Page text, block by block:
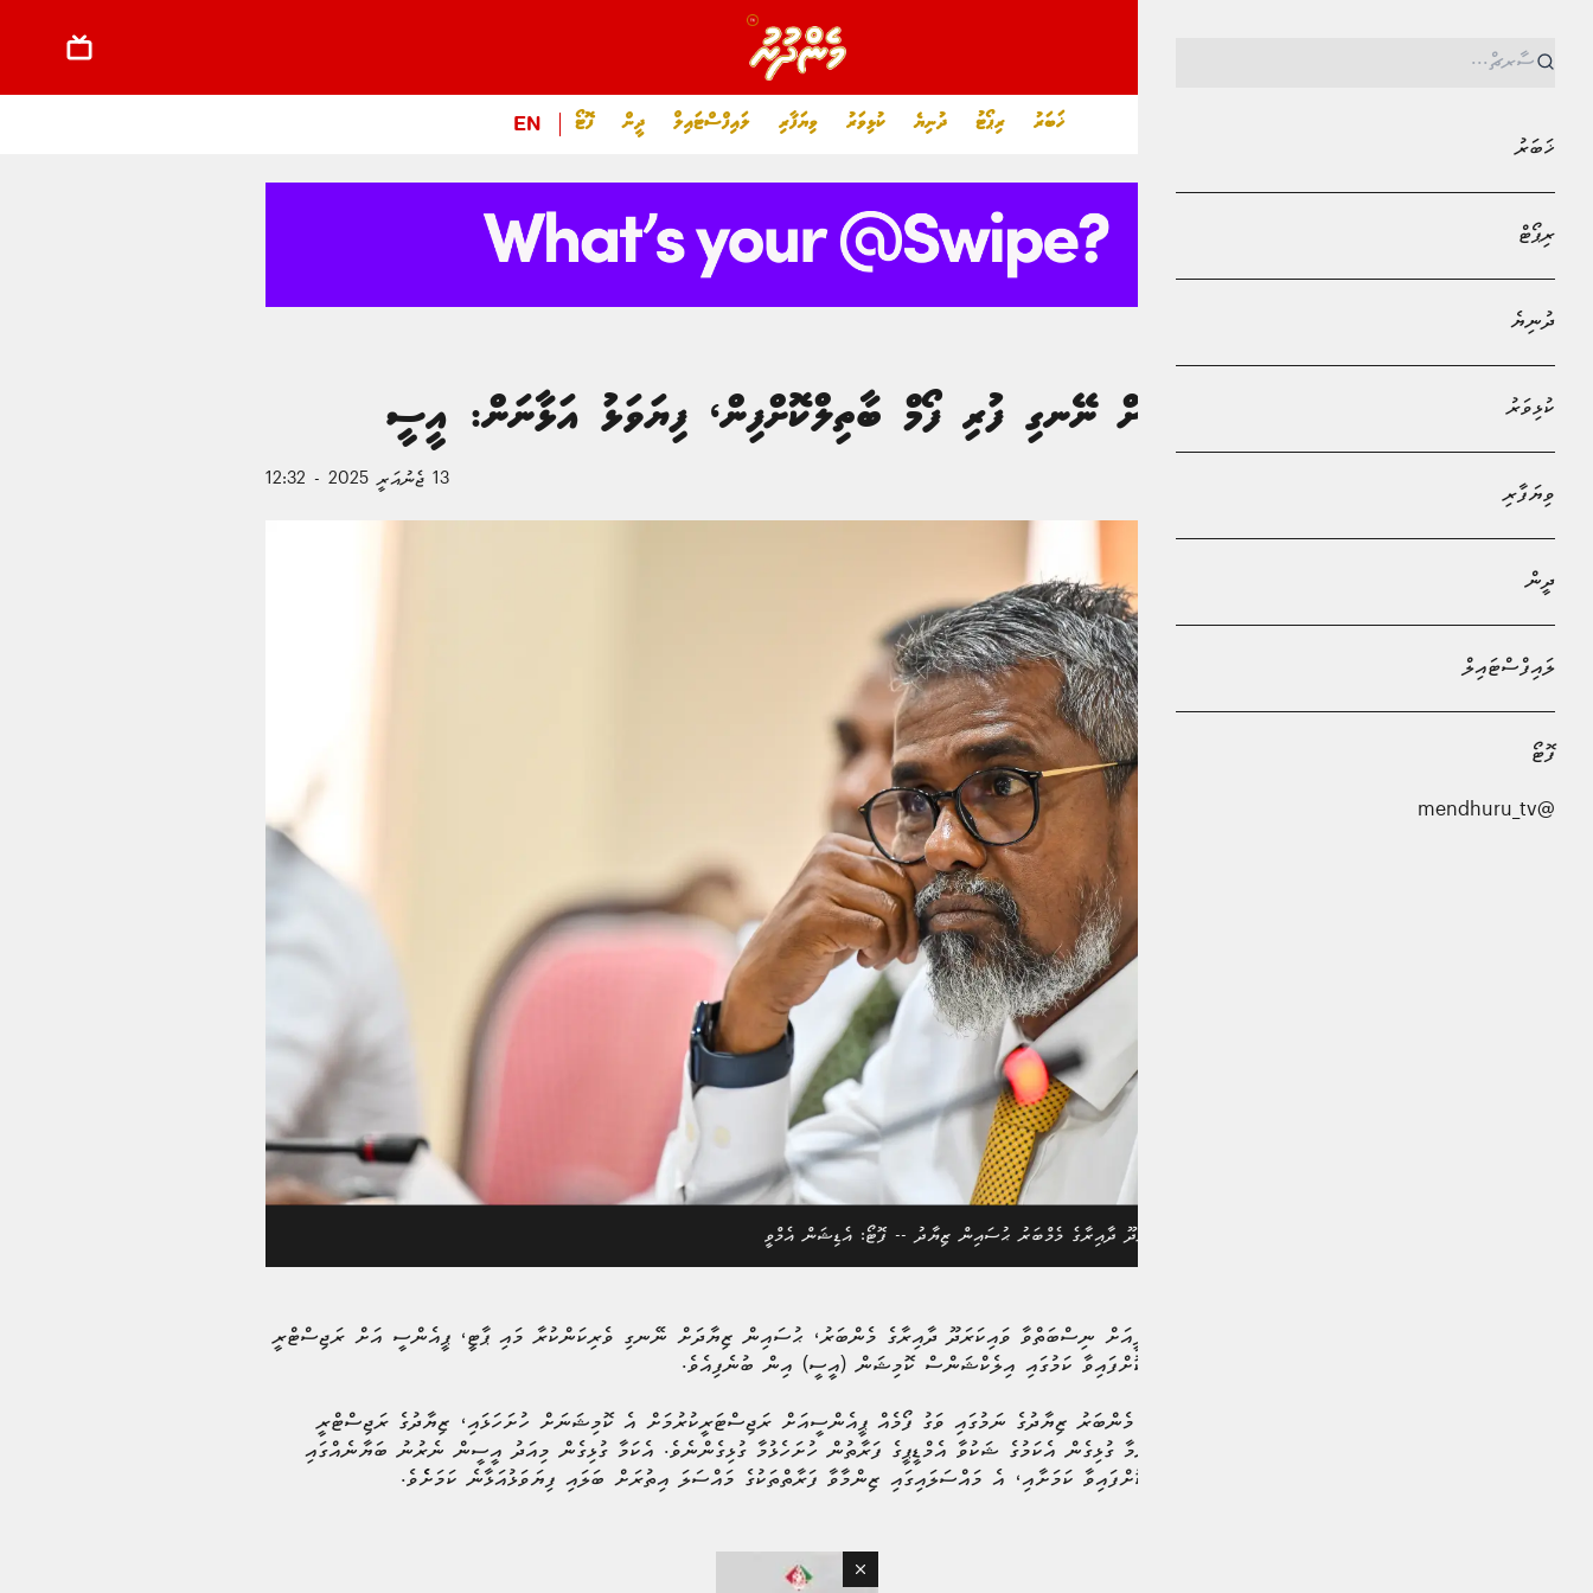
ޚަބަރު ރިޕޯޓު ދުނިޔެ ކުޅިވަރު ވިޔަފާރި ލައިފްސްޓައިލް ދީން ފޮޓޯ EN
ޚަބަރު
ރިޕޯޓް
ދުނިޔެ
ކުޅިވަރު
ވިޔަފާރި
ދީން
ލައިފްސްޓައިލް
ފޮޓޯ
@mendhuru_tv
މެންބަރު ޒިޔާދަށް ނޭނގި ފުރި ފޯމް ބާތިލްކޮށްފިން، ފިޔަވަޅު އަޅާނަން: އީސީ
13 ޖެނުއަރީ 2025 - 12:32
ރައްޔިތުން މަޖިލީހިގެ ވައިކަރަދޫ ދާއިރާގެ މެމްބަރު ޙުސައިން ޒިޔާދު -- ފޮޓޯ: އެޑިޝަން އެމްވީ
ރައްޔިތުން މަޖިލީހުގެ އެމްޑީޕީއަށް ނިސްބަތްވާ ވައިކަރަދޫ ދާއިރާގެ މެންބަރު، ޙުސައިން ޒިޔާދަށް ނޭނގި ވެރިކަންކުރާ މައި ޕާޓީ، ޕީއެންސީ އަށް ރަޖިސްޓްރީ
ކުރަން ހުށަހެޅި ފޯމު ބާތިލުކޮށްފައިވާ ކަމުގައި އިލެކްޝަންސް ކޮމިޝަން (އީސީ) އިން ބުނެފިއެވެ.
އީސިއިން މިފަދައިން ބުނީ، މެންބަރު ޒިޔާދުގެ ނަމުގައި ވަގު ފޯމެއް ޕީއެންސީއަށް ރަޖިސްޓަރީކުރުމަށް އެ ކޮމިޝަނަށް ހުށަހަޅައި، ޒިޔާދުގެ ރަޖިސްޓްރީ
ޕީއެންސީގެ ދަފުތަރުގައި އިނުމާ ގުޅިގެން އެކަމުގެ ޝަކުވާ އެމްޑީޕީގެ ފަރާތުން ހުށަހެޅުމާ ގުޅިގެންނެވެ. އެކަމާ ގުޅިގެން މިއަދު އީސީން ނެރުނު ބަޔާނެއްގައި
ބުނީ އެ ފޯމު މިހާރު ބާތިލުކޮށްފައިވާ ކަމަށާއި، އެ މައްސަލައިގައި ޒިންމާވާ ފަރާތްތަކުގެ މައްސަލަ އިތުރަށް ބަލައި ފިޔަވަޅުއަޅާނެ ކަމަށެެވެ.